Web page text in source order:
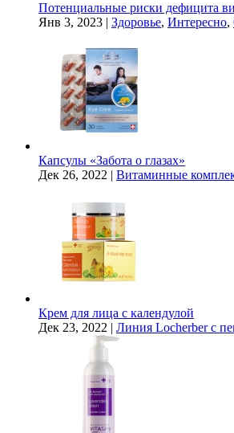
Потенциальные риски дефицита
Янв 3, 2023 | Здоровье, Интересно,
Капсулы «Забота о глазах»
Дек 26, 2022 | Витаминные
Крем для лица с календулой
Дек 23, 2022 | Линия Locherber с